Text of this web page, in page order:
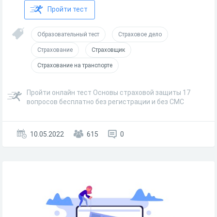
Пройти тест
Образовательный тест Страховое дело
Страхование Страховщик
Страхование на транспорте
Пройти онлайн тест Основы страховой защиты 17
вопросов бесплатно без регистрации и без СМС
10.05.2022 615 0